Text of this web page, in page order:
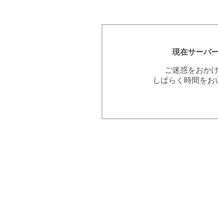
現在サーバ
ご迷惑をおか
しばらく時間を